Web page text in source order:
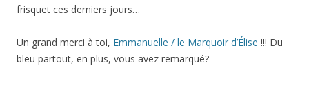
frisquet ces derniers jours…
Un grand merci à toi, Emmanuelle / le Marquoir d’Élise !!! Du
bleu partout, en plus, vous avez remarqué?